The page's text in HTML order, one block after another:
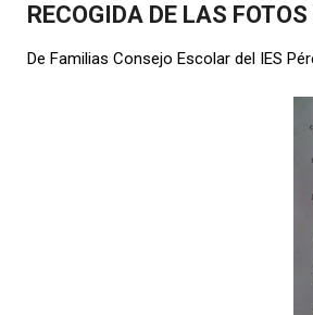
RECOGIDA DE LAS
De Familias Consejo Escolar del IES